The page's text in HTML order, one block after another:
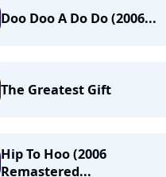
Doo Doo A Do Do (2006...
The Greatest Gift
Hip To Hoo (2006
Remastered...